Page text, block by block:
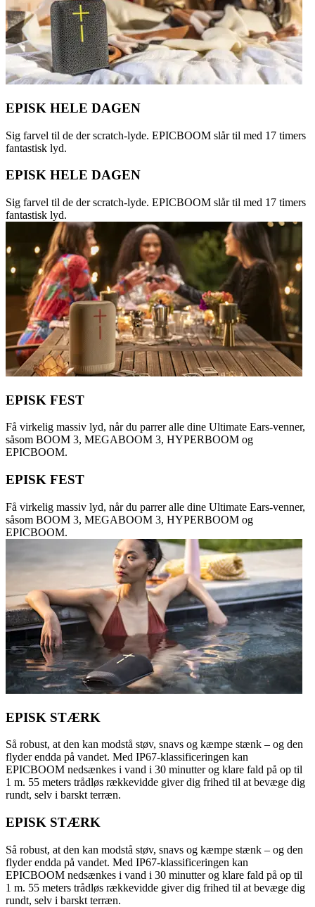
EPISK HELE DAGEN
Sig farvel til de der scratch-lyde. EPICBOOM slår til med 17 timers
fantastisk lyd.
EPISK HELE DAGEN
Sig farvel til de der scratch-lyde. EPICBOOM slår til med 17 timers
fantastisk lyd.
EPISK FEST
Få virkelig massiv lyd, når du parrer alle dine Ultimate Ears-venner,
såsom BOOM 3, MEGABOOM 3, HYPERBOOM og
EPICBOOM.
EPISK FEST
Få virkelig massiv lyd, når du parrer alle dine Ultimate Ears-venner,
såsom BOOM 3, MEGABOOM 3, HYPERBOOM og
EPICBOOM.
EPISK STÆRK
Så robust, at den kan modstå støv, snavs og kæmpe stænk – og den
flyder endda på vandet. Med IP67-klassificeringen kan
EPICBOOM nedsænkes i vand i 30 minutter og klare fald på op til
1 m. 55 meters trådløs rækkevidde giver dig frihed til at bevæge dig
rundt, selv i barskt terræn.
EPISK STÆRK
Så robust, at den kan modstå støv, snavs og kæmpe stænk – og den
flyder endda på vandet. Med IP67-klassificeringen kan
EPICBOOM nedsænkes i vand i 30 minutter og klare fald på op til
1 m. 55 meters trådløs rækkevidde giver dig frihed til at bevæge dig
rundt, selv i barskt terræn.